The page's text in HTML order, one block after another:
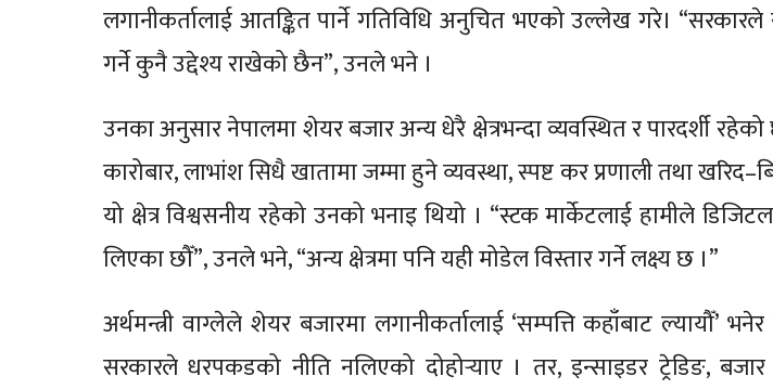
लगानीकर्तालाई आतङ्कित पार्ने गतिविधि अनुचित भएको उल्लेख गरे। “सरकारले
गर्ने कुनै उद्देश्य राखेको छैन”, उनले भने ।
उनका अनुसार नेपालमा शेयर बजार अन्य धेरै क्षेत्रभन्दा व्यवस्थित र पारदर्शी
कारोबार, लाभांश सिधै खातामा जम्मा हुने व्यवस्था, स्पष्ट कर प्रणाली तथा
यो क्षेत्र विश्वसनीय रहेको उनको भनाइ थियो । “स्टक मार्केटलाई हामीले
लिएका छौँ”, उनले भने, “अन्य क्षेत्रमा पनि यही मोडेल विस्तार गर्ने लक्ष्य छ ।”
अर्थमन्त्री वाग्लेले शेयर बजारमा लगानीकर्तालाई ‘सम्पत्ति कहाँबाट ल्यायौँ’
सरकारले धरपकडको नीति नलिएको दोहोर्‍याए । तर, इन्साइडर ट्रेडिङ,